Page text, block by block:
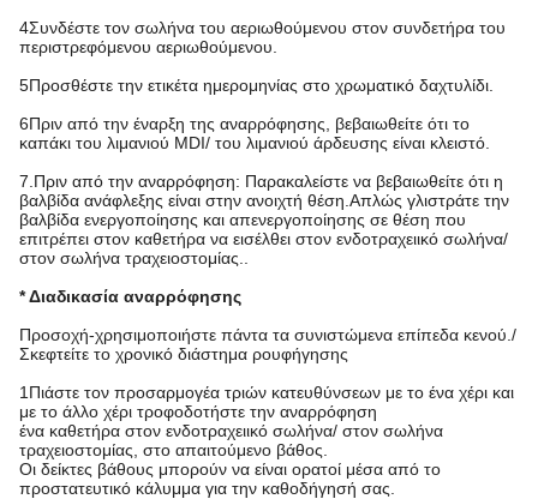
4Συνδέστε τον σωλήνα του αεριωθούμενου στον συνδετήρα του
περιστρεφόμενου αεριωθούμενου.
5Προσθέστε την ετικέτα ημερομηνίας στο χρωματικό δαχτυλίδι.
6Πριν από την έναρξη της αναρρόφησης, βεβαιωθείτε ότι το
καπάκι του λιμανιού MDI/ του λιμανιού άρδευσης είναι κλειστό.
7.Πριν από την αναρρόφηση: Παρακαλείστε να βεβαιωθείτε ότι η
βαλβίδα ανάφλεξης είναι στην ανοιχτή θέση.Απλώς γλιστράτε την
βαλβίδα ενεργοποίησης και απενεργοποίησης σε θέση που
επιτρέπει στον καθετήρα να εισέλθει στον ενδοτραχειικό σωλήνα/
στον σωλήνα τραχειοστομίας..
* Διαδικασία αναρρόφησης
Προσοχή-χρησιμοποιήστε πάντα τα συνιστώμενα επίπεδα κενού./
Σκεφτείτε το χρονικό διάστημα ρουφήγησης
1Πιάστε τον προσαρμογέα τριών κατευθύνσεων με το ένα χέρι και
με το άλλο χέρι τροφοδοτήστε την αναρρόφηση
ένα καθετήρα στον ενδοτραχειικό σωλήνα/ στον σωλήνα
τραχειοστομίας, στο απαιτούμενο βάθος.
Οι δείκτες βάθους μπορούν να είναι ορατοί μέσα από το
προστατευτικό κάλυμμα για την καθοδήγησή σας.